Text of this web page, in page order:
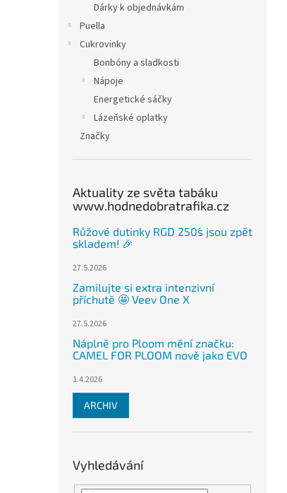
Dárky k objednávkám
Puella
Cukrovinky
Bonbóny a sladkosti
Nápoje
Energetické sáčky
Lázeňské oplatky
Značky
Aktuality ze světa tabáku
www.hodnedobratrafika.cz
Růžové dutinky RGD 250´s jsou zpět
skladem! 🎉
27.5.2026
Zamilujte si extra intenzivní
příchutě 🤩 Veev One X
27.5.2026
Náplně pro Ploom mění značku:
CAMEL FOR PLOOM nově jako EVO
1.4.2026
ARCHIV
Vyhledávání